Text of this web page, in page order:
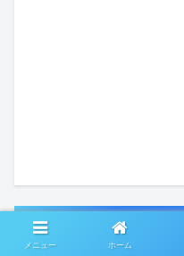
カテゴリー
メニュー ホーム